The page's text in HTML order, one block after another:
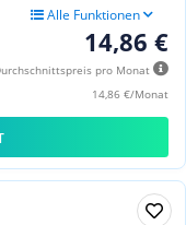
Alle Funktionen
14,86 €
pro Monat
14,86 €/Monat